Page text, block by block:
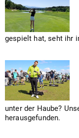
gespielt hat, seht ihr
unter der Haube?
herausgefunden.